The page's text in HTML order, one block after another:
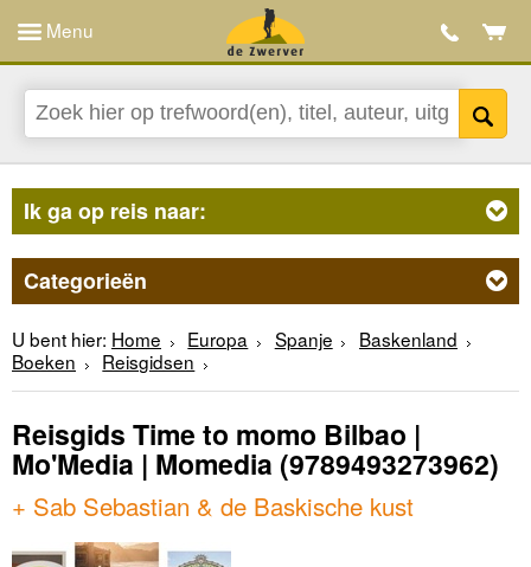
Menu
Ik ga op reis naar:
Categorieën
U bent hier: Home Europa Spanje
Baskenland
Boeken
Reisgidsen
Reisgids Time to momo Bilbao |
Mo'Media | Momedia (9789493273962)
+ Sab Sebastian & de Baskische kust